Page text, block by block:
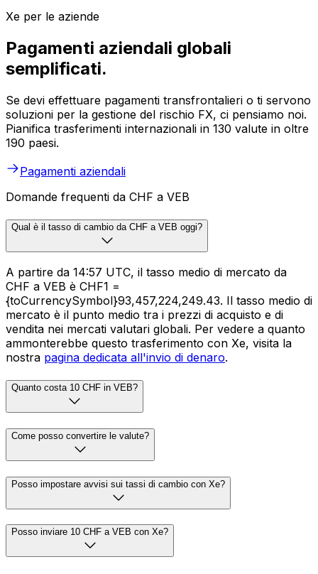
Xe per le aziende
Pagamenti aziendali globali
semplificati.
Se devi effettuare pagamenti transfrontalieri o ti servono
soluzioni per la gestione del rischio FX, ci pensiamo noi.
Pianifica trasferimenti internazionali in 130 valute in oltre
190 paesi.
Pagamenti aziendali
Domande frequenti da CHF a VEB
Qual è il tasso di cambio da CHF a VEB oggi?
A partire da 14:57 UTC, il tasso medio di mercato da
CHF a VEB è CHF1 =
{toCurrencySymbol}93,457,224,249.43. Il tasso medio di
mercato è il punto medio tra i prezzi di acquisto e di
vendita nei mercati valutari globali. Per vedere a quanto
ammonterebbe questo trasferimento con Xe, visita la
nostra pagina dedicata all'invio di denaro.
Quanto costa 10 CHF in VEB?
Come posso convertire le valute?
Posso impostare avvisi sui tassi di cambio con Xe?
Posso inviare 10 CHF a VEB con Xe?